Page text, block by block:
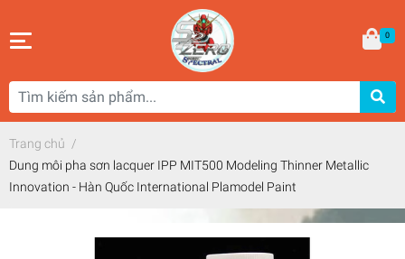
0
Trang chủ /
Dung môi pha sơn lacquer IPP MIT500 Modeling Thinner Metallic
Innovation - Hàn Quốc International Plamodel Paint